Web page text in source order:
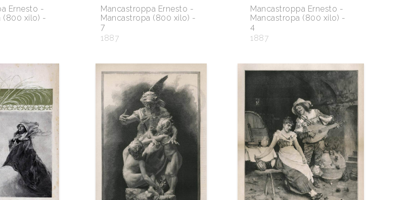
Ernesto -
(800 xilo) -
Mancastroppa Ernesto -
Mancastropa (800 xilo) -
7
1887
Mancastroppa Ernesto -
Mancastropa (800 xilo) -
4
1887